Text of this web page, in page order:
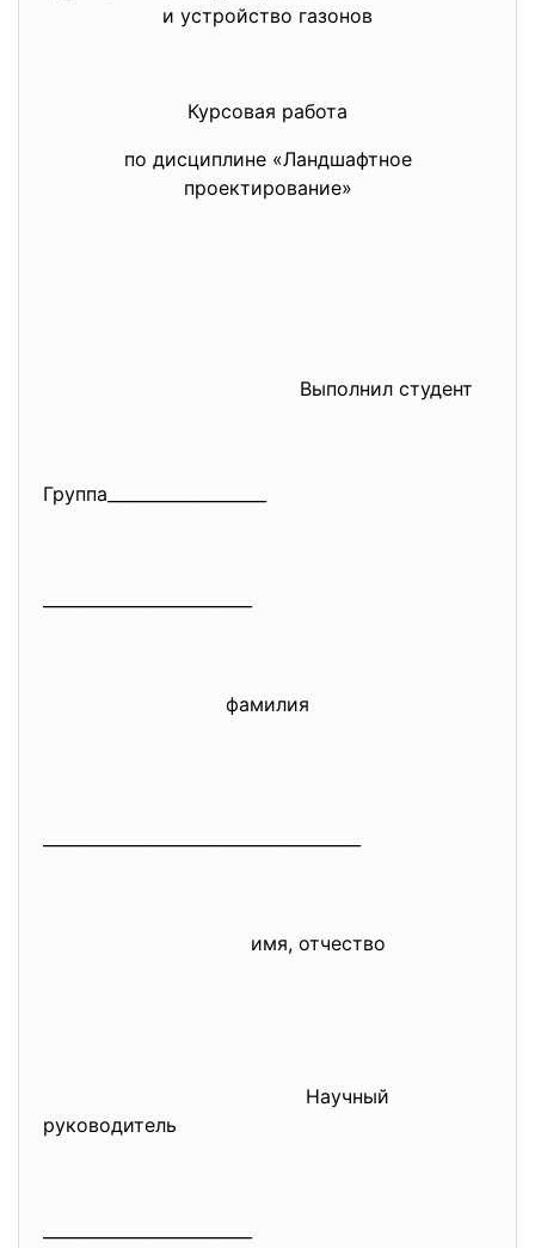
и устройство газонов
Курсовая работа
по дисциплине «Ландшафтное
проектирование»
Выполнил студент
Группа___________________
фамилия
имя, отчество
Научный
руководитель